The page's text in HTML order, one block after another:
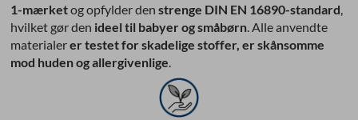
1-mærketog opfylder denstrenge DIN EN 16890-standard,
hvilket gør den ideel til babyer og småbørn. Alle anvendte
materialerer testet for skadelige stoffer, er skånsomme
mod huden og allergivenlige.